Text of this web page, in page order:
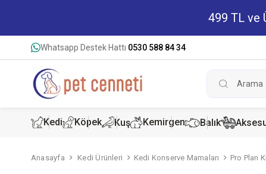
499 TL ve
Whatsapp Destek Hattı 0530 588 84 34
Kedi Köpek Kuş Kemirgen Balık
Anasayfa Kedi Ürünleri Kedi Konserve Mamaları Pro Plan